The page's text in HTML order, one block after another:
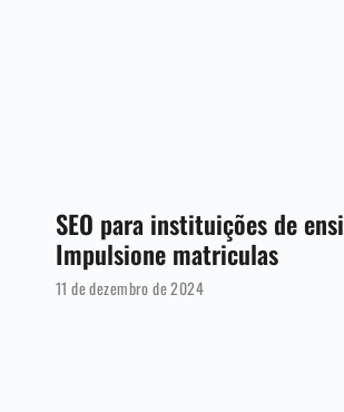
SEO para instituições de
Impulsione matriculas
11 de dezembro de 2024